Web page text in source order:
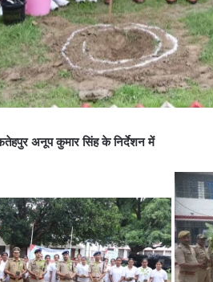
अनूप कुमार सिंह के निर्देशन में